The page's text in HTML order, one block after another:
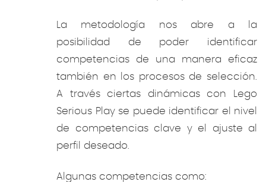
La metodología nos abre a la
posibilidad de poder identificar
competencias de una manera eficaz
también en los procesos de selección.
A través ciertas dinámicas con Lego
Serious Play se puede identificar el nivel
de competencias clave y el ajuste al
perfil deseado.
Algunas competencias como: